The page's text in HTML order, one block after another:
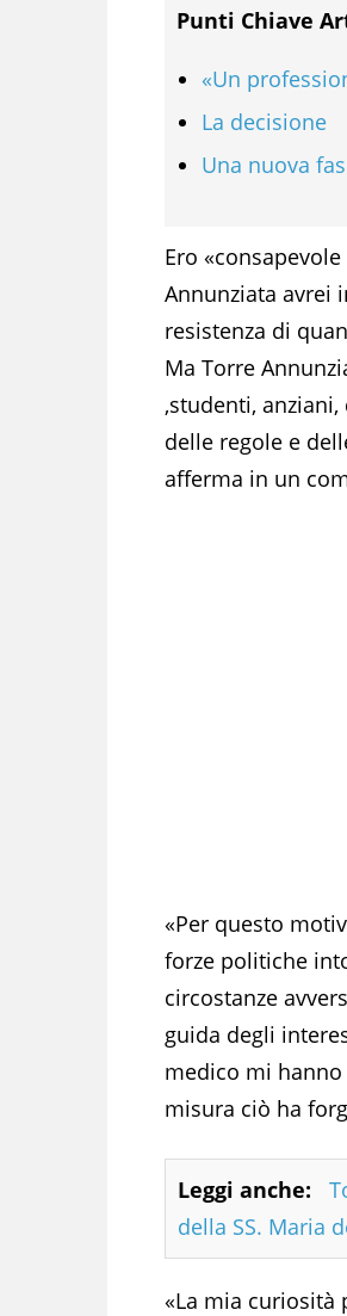
Punti Chiave
«Un
La decisione
Una nuova
Ero
Annunziata avrei
resistenza di
Ma Torre
,studenti,
delle regole e
afferma in un
«Per questo
forze politiche
circostanze
guida degli
medico mi
misura ciò ha
Leggi anche:
della SS. Maria
«La mia